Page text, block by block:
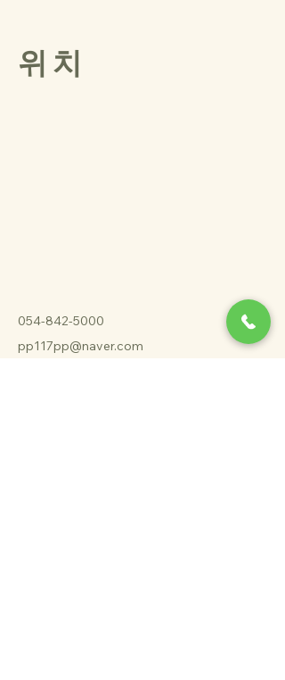
위 치
054-842-5000
pp117pp@naver.com